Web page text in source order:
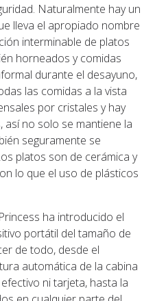
Naturalmente hay un
lleva el apropiado nombre
interminable de platos
horneados y comidas
durante el desayuno,
las comidas a la vista
por cristales y hay
así no solo se mantiene la
seguramente se
platos son de cerámica y
lo que el uso de plásticos
ha introducido el
portátil del tamaño de
de todo, desde el
automática de la cabina
ni tarjeta, hasta la